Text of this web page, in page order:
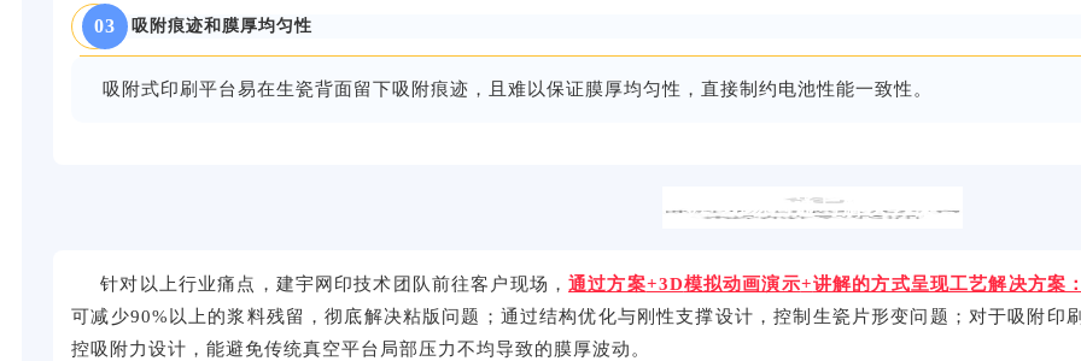
03 吸附痕迹和膜厚均匀性
吸附式印刷平台易在生瓷背面留下吸附痕迹，且难以保证膜厚均匀性，直接制约电池性能一致性。
02 现场沟通与解决方案
针对 以上行业痛点， 建宇网印技术团队前往客户现场，通过方案+3D模拟动画演示+讲解的方式呈现工艺解决方案
可减少90% 以上的浆料残留，彻底解决粘版 问题 ； 通过结构优化与刚性支撑设计，控制生瓷片形变问题；对于吸附印
控吸附力设计，能避免传统真空平台局部压力不均导致的膜厚波动。